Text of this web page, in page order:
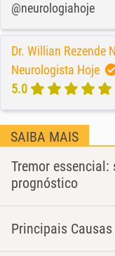
@neurologiahoje
Dr. Willian Rezende
Neurologista Hoje
5.0
SAIBA MAIS
Tremor
prognóstico
Principais